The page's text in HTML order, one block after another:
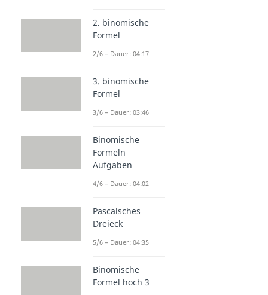
2. binomische
Formel
2/6 – Dauer: 04:17
3. binomische
Formel
3/6 – Dauer: 03:46
Binomische
Formeln
Aufgaben
4/6 – Dauer: 04:02
Pascalsches
Dreieck
5/6 – Dauer: 04:35
Binomische
Formel hoch 3